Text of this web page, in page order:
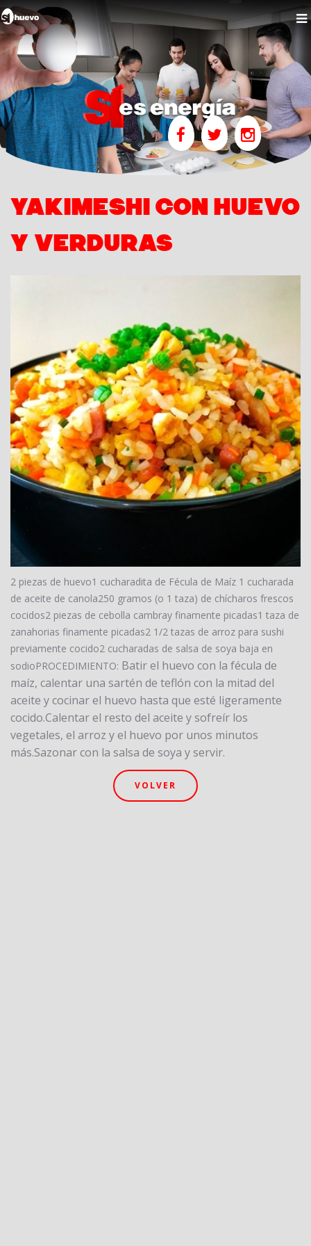
YAKIMESHI CON HUEVO
Y VERDURAS
2 piezas de huevo1 cucharadita de Fécula de Maíz 1 cucharada
de aceite de canola250 gramos (o 1 taza) de chícharos frescos
cocidos2 piezas de cebolla cambray finamente picadas1 taza de
zanahorias finamente picadas2 1/2 tazas de arroz para sushi
previamente cocido2 cucharadas de salsa de soya baja en
sodioPROCEDIMIENTO: Batir el huevo con la fécula de
maíz, calentar una sartén de teflón con la mitad del
aceite y cocinar el huevo hasta que esté ligeramente
cocido.Calentar el resto del aceite y sofreír los
vegetales, el arroz y el huevo por unos minutos
más.Sazonar con la salsa de soya y servir.
VOLVER